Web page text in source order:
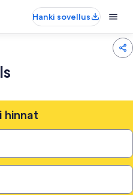
Hanki sovellus
hinnat